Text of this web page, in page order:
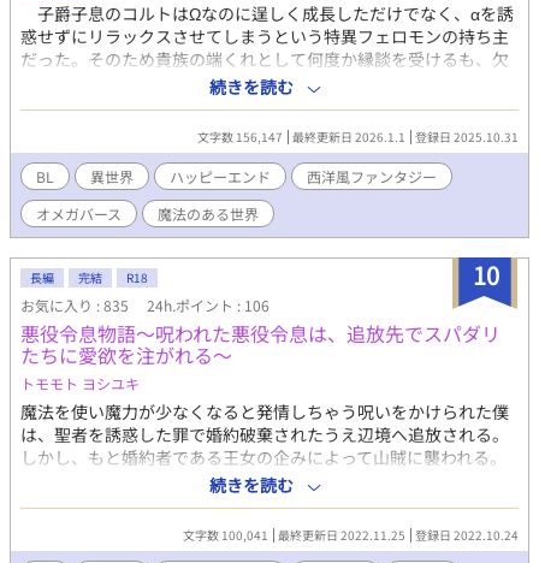
子爵子息のコルトはΩなのに逞しく成長しただけでなく、αを誘
惑せずにリラックスさせてしまうという特異フェロモンの持ち主
だった。そのため貴族の端くれとして何度か縁談を受けるも、欠
陥Ωとしてことごとく破談となる。そんなコルトを見初めたのは
幼い侯爵令息ファリシアンだった。 しかしファリシアンも成長
するとあっさりコルトと婚約を解消し「新しい嫁ぎ先を決めてお
いたよ」と笑顔で言う始末。次の嫁ぎ先と言われたランドリア辺
境伯家では門前払いを受け、ついにコルトの堪忍袋の緒が切れ
た。 「こうなったら好きに生きてやる！」 決意を新たに辺境で
の生活を開始したコルトの前に現れたのはファリシアンに似た少
年だった。彼は自分が呪いで幼くなったランドリア辺境伯本人だ
と名乗り、コルトに「呪いを解いてほしい」と頼むのだった。
子を産める者しか魔力が使えない世界で、出来損ないのΩが南の
英雄と呼ばれる呪われたαを助けて恋をする話。 ※ 本編完結済。
不定期で番外編を更新します。
続きを読む
文字数 156,147 最終更新日 2026.1.1 登録日 2025.10.31
BL 異世界 ハッピーエンド
西洋風ファンタジー
オメガバース
魔法のある世界
10
長編 完結 R18
お気に入り : 835 24h.ポイント : 106
悪役令息物語～呪われた悪役令息は、追放先でスパダリ
たちに愛欲を注がれる～
トモモト ヨシユキ
魔法を使い魔力が少なくなると発情しちゃう呪いをかけられた僕
は、聖者を誘惑した罪で婚約破棄されたうえ辺境へ追放される。
しかし、もと婚約者である王女の企みによって山賊に襲われる。
貞操の危機を救ってくれたのは、若き辺境伯だった。 虚弱体質の
呪われた深窓の令息をめぐり対立する聖者と辺境伯。 そこに呪い
をかけた邪神も加わり恋の鞘当てが繰り広げられる？ エブリスタ
にも掲載しています。
続きを読む
文字数 100,041 最終更新日 2022.11.25 登録日 2022.10.24